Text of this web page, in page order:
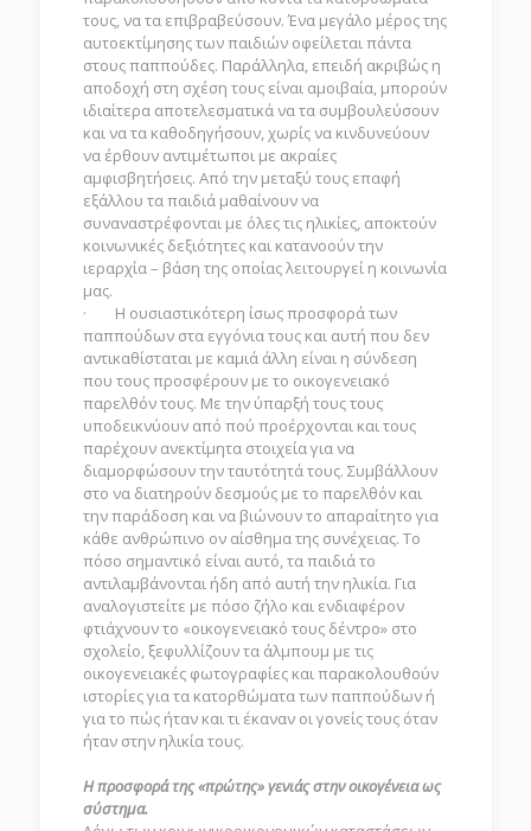
τους, να τα επιβραβεύσουν. Ένα μεγάλο μέρος της
αυτοεκτίμησης των παιδιών οφείλεται πάντα
στους παππούδες. Παράλληλα, επειδή ακριβώς η
αποδοχή στη σχέση τους είναι αμοιβαία, μπορούν
ιδιαίτερα αποτελεσματικά να τα συμβουλεύσουν
και να τα καθοδηγήσουν, χωρίς να κινδυνεύουν
να έρθουν αντιμέτωποι με ακραίες
αμφισβητήσεις. Από την μεταξύ τους επαφή
εξάλλου τα παιδιά μαθαίνουν να
συναναστρέφονται με όλες τις ηλικίες, αποκτούν
κοινωνικές δεξιότητες και κατανοούν την
ιεραρχία – βάση της οποίας λειτουργεί η κοινωνία
μας.
· Η ουσιαστικότερη ίσως προσφορά των
παππούδων στα εγγόνια τους και αυτή που δεν
αντικαθίσταται με καμιά άλλη είναι η σύνδεση
που τους προσφέρουν με το οικογενειακό
παρελθόν τους. Με την ύπαρξή τους τους
υποδεικνύουν από πού προέρχονται και τους
παρέχουν ανεκτίμητα στοιχεία για να
διαμορφώσουν την ταυτότητά τους. Συμβάλλουν
στο να διατηρούν δεσμούς με το παρελθόν και
την παράδοση και να βιώνουν το απαραίτητο για
κάθε ανθρώπινο ον αίσθημα της συνέχειας. Το
πόσο σημαντικό είναι αυτό, τα παιδιά το
αντιλαμβάνονται ήδη από αυτή την ηλικία. Για
αναλογιστείτε με πόσο ζήλο και ενδιαφέρον
φτιάχνουν το «οικογενειακό τους δέντρο» στο
σχολείο, ξεφυλλίζουν τα άλμπουμ με τις
οικογενειακές φωτογραφίες και παρακολουθούν
ιστορίες για τα κατορθώματα των παππούδων ή
για το πώς ήταν και τι έκαναν οι γονείς τους όταν
ήταν στην ηλικία τους.
Η προσφορά της «πρώτης» γενιάς στην οικογένεια ως
σύστημα.